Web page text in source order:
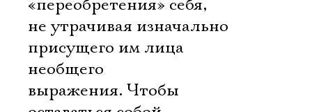
«переобретения» себя,
не утрачивая изначально
присущего им лица
необщего
выражения. Чтобы